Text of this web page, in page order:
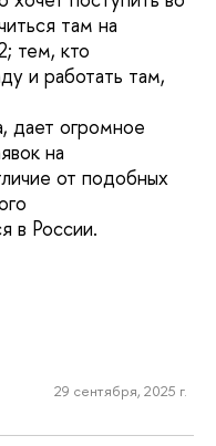
там на
тем, кто
и работать там,
дает огромное
на
от подобных
в России.
29 сентября, 2025 г.